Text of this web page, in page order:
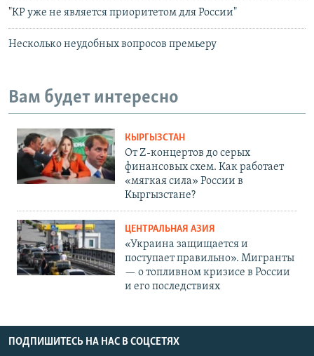
"КР уже не является приоритетом для России"
Несколько неудобных вопросов премьеру
Вам будет интересно
КЫРГЫЗСТАН
От Z-концертов до серых
финансовых схем. Как работает
«мягкая сила» России в
Кыргызстане?
ЦЕНТРАЛЬНАЯ АЗИЯ
«Украина защищается и
поступает правильно». Мигранты
— о топливном кризисе в России
и его последствиях
ПОДПИШИТЕСЬ НА НАС В СОЦСЕТЯХ